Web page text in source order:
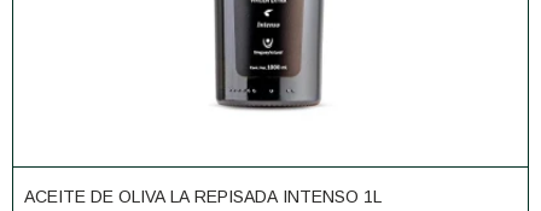
ACEITE DE OLIVA LA REPISADA INTENSO 1L